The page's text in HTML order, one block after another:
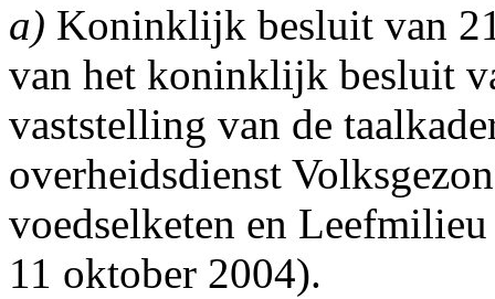
a) Koninklijk besluit van
van het koninklijk besluit
vaststelling van de
overheidsdienst
voedselketen en
11 oktober 2004).